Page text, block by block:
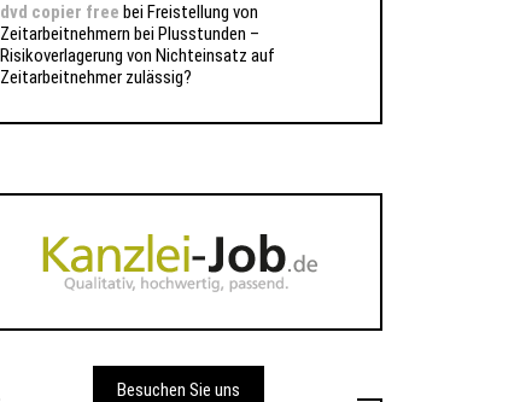
dvd copier free bei Freistellung von
Zeitarbeitnehmern bei Plusstunden –
Risikoverlagerung von Nichteinsatz auf
Zeitarbeitnehmer zulässig?
Besuchen Sie uns